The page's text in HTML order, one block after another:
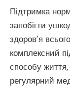
Підтримка
запобігти
здоров’я
комплексний
способу життя,
регулярний